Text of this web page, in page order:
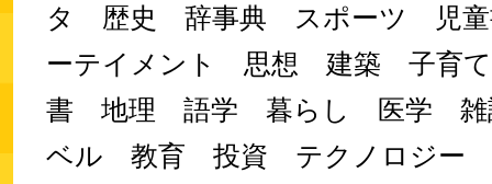
タ 歴史 辞事典 スポーツ 児
ーテイメント 思想 建築 子育
書 地理 語学 暮らし 医学 雑
ベル 教育 投資 テクノロジー